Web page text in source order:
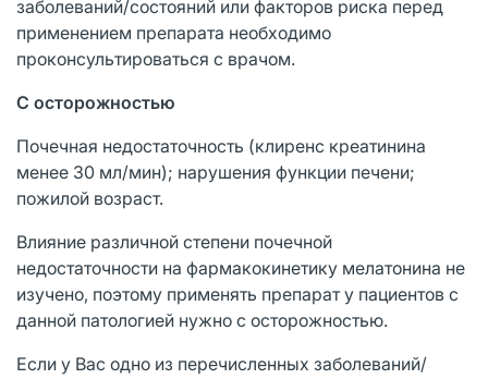
заболеваний/состояний или факторов риска перед
применением препарата необходимо
проконсультироваться с врачом.
С осторожностью
Почечная недостаточность (клиренс креатинина
менее 30 мл/мин); нарушения функции печени;
пожилой возраст.
Влияние различной степени почечной
недостаточности на фармакокинетику мелатонина не
изучено, поэтому применять препарат у пациентов с
данной патологией нужно с осторожностью.
Если у Вас одно из перечисленных заболеваний/